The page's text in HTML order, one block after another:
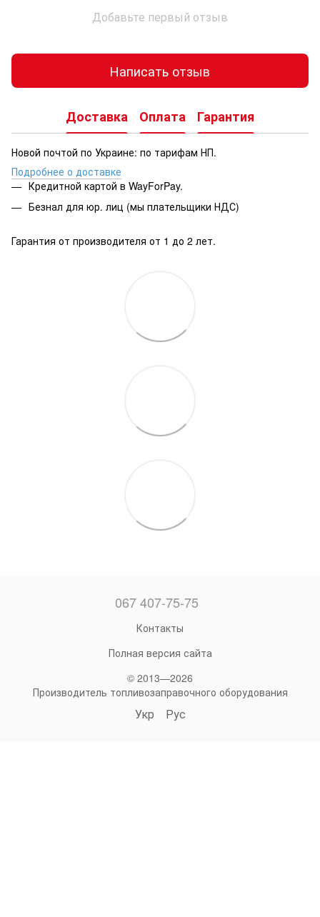
Добавьте первый отзыв
Написать отзыв
Доставка Оплата Гарантия
Новой почтой по Украине: по тарифам НП.
Подробнее о доставке
Кредитной картой в WayForPay.
Безнал для юр. лиц (мы плательщики НДС)
Гарантия от производителя от 1 до 2 лет.
067 407-75-75
Контакты
Полная версия сайта
© 2013—2026
Производитель топливозаправочного оборудования
Укр Рус